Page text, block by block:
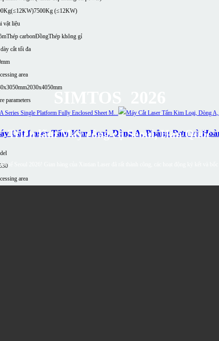
7500Kg (≤12KW)
vật liệu
Thép carbonĐồngThép không gỉ
cắt tối đa
area
2030x4050mm
parameters
Cắt Laser Tấm Kim Loại, Dòng A, Phẳng Đơn và
area
Triển lãm Máy công cụ Seoul, Hàn Quốc
tế Seoul 2026! Gian hàng của Xintian Laser đã rất thành công, các hoạt động ký kết và